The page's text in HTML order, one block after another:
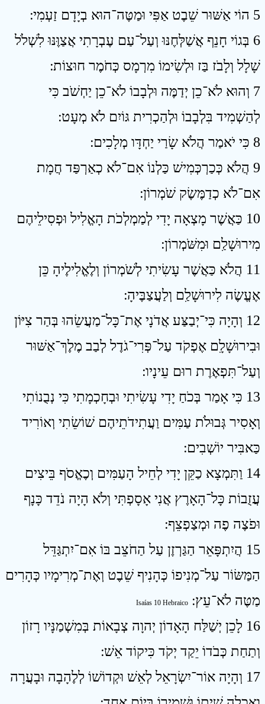
5 הוֹי אַשּׁוּר שֵׁבֶט אַפִּי וּמַטֶּה־הוּא בְיָדָם זַעְמִי ׃
6 בְּגוֹי חָנֵף אֲשַׁלְּחֶנּוּ וְעַל־עַם עֶבְרָתִי אֲצַוֶּנּוּ לִשְׁלֹל
שָׁלָל וְלָבֹז בַּז וּלְשִׂימוֹ מִרְמָס כְּחֹמֶר חוּצוֹת ׃
7 וְהוּא לֹא־כֵן יְדַמֶּה וּלְבָבוֹ לֹא־כֵן יַחְשֹׁב כִּי
לְהַשְׁמִיד בִּלְבָבוֹ וּלְהַכְרִית גּוֹיִם לֹא מְעָט ׃
8 כִּי יֹאמַר הֲלֹא שָׂרַי יַחְדָּו מְלָכִים ׃
9 הֲלֹא כְּכַרְכְּמִישׁ כַּלְנוֹ אִם־לֹא כְאַרְפַּד חֲמָת
אִם־לֹא כְדַמֶּשֶׂק שֹׁמְרוֹן ׃
10 כַּאֲשֶׁר מָצְאָה יָדִי לְמַמְלְכֹת הָאֱלִיל וּפְסִילֵיהֶם
מִירוּשָׁלִַם וּמִשֹּׁמְרוֹן ׃
11 הֲלֹא כַּאֲשֶׁר עָשִׂיתִי לְשֹׁמְרוֹן וְלֶאֱלִילֶיהָ כֵּן
אֶעֱשֶׂה לִירוּשָׁלִַם וְלַעֲצַבֶּיהָ ׃
12 וְהָיָה כִּי־יְבַצַּע אֲדֹנָי אֶת־כָּל־מַעֲשֵׂהוּ בְּהַר צִיּוֹן
וּבִירוּשָׁלִָם אֶפְקֹד עַל־פְּרִי־גֹדֶל לְבַב מֶלֶךְ־אַשּׁוּר
וְעַל־תִּפְאֶרֶת רוּם עֵינָיו ׃
13 כִּי אָמַר בְּכֹחַ יָדִי עָשִׂיתִי וּבְחָכְמָתִי כִּי נְבֻנוֹתִי
וְאָסִיר גְּבוּלֹת עַמִּים וַעֲתִידֹתֵיהֶם שׁוֹשֵׂתִי וְאוֹרִיד
כַּאבִּיר יוֹשְׁבִים ׃
14 וַתִּמְצָא כַקֵּן יָדִי לְחֵיל הָעַמִּים וְכֶאֱסֹף בֵּיצִים
עֲזֻבוֹת כָּל־הָאָרֶץ אֲנִי אָסָפְתִּי וְלֹא הָיָה נֹדֵד כָּנָף
וּפֹצֶה פֶה וּמְצַפְצֵף ׃
15 הֲיִתְפָּאֵר הַגַּרְזֶן עַל הַחֹצֵב בּוֹ אִם־יִתְגַּדֵּל
הַמַּשּׂוֹר עַל־מְנִיפוֹ כְּהָנִיף שֵׁבֶט וְאֶת־מְרִימָיו כְּהָרִים
מַטֶּה לֹא־עֵץ ׃ Isaías 10 Hebraico
16 לָכֵן יְשַׁלַּח הָאָדוֹן יְהוָה צְבָאוֹת בְּמִשְׁמַנָּיו רָזוֹן
וְתַחַת כְּבֹדוֹ יֵקַד יְקֹד כִּיקוֹד אֵשׁ ׃
17 וְהָיָה אוֹר־יִשְׂרָאֵל לְאֵשׁ וּקְדוֹשׁוֹ לְלֶהָבָה וּבָעֲרָה